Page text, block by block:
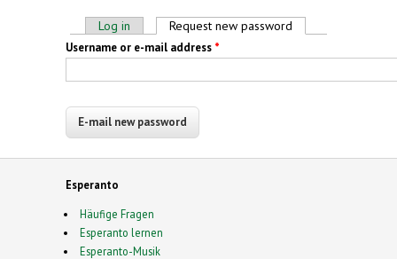
Primary tabs
Log in Request new password
Username or e-mail address *
Esperanto
Häufige Fragen
Esperanto lernen
Esperanto-Musik